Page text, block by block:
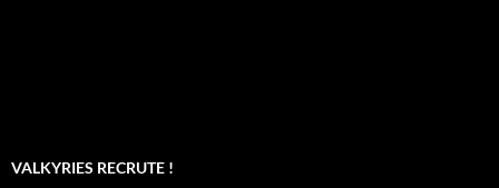
VALKYRIES RECRUTE !